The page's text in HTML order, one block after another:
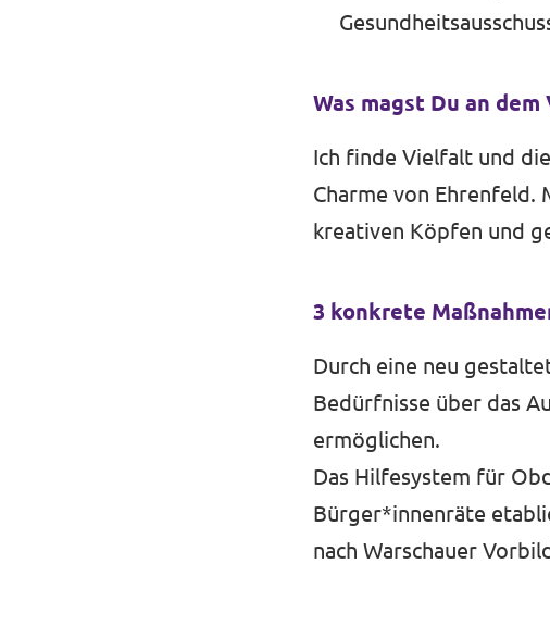
Was magst Du an
Ich finde Vielfalt und
Charme von Ehrenfeld.
kreativen Köpfen und
3 konkrete
Durch eine neu
Bedürfnisse über das
ermöglichen.
Das Hilfesystem für
Bürger*innenräte
nach Warschauer